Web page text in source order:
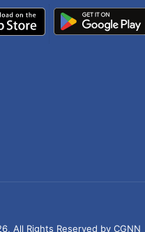
All Rights Reserved by CGNN